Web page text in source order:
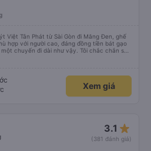
Việt Tân Phát từ Sài Gòn đi Măng Đen, ghế
hợp với người cao, đáng đồng tiền bát gạo
chuyến đi dài như vậy. Tôi chắc chắn sẽ
Xem giá
3.1 star_rate
(381 đánh giá)